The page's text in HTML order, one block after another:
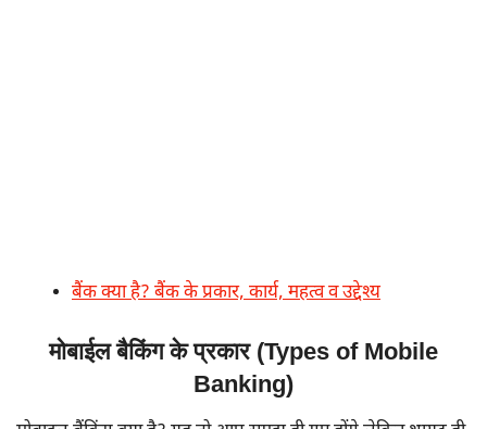
बैंक क्या है? बैंक के प्रकार, कार्य, महत्व व उद्देश्य
मोबाईल बैकिंग के प्रकार (Types of Mobile
Banking)